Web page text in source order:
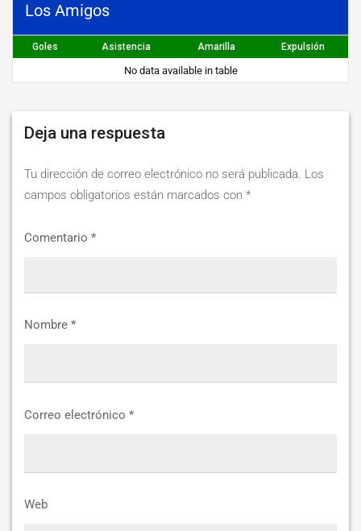
STEIBI
https://steibi.org.py/wp-
WEB-
2.png
Los Amigos
Goles Asistencia Amarilla Expulsión
No data available in table
Deja una respuesta
Tu dirección de correo electrónico no será publicada. Los
campos obligatorios están marcados con *
Comentario *
Nombre *
Correo electrónico *
Web